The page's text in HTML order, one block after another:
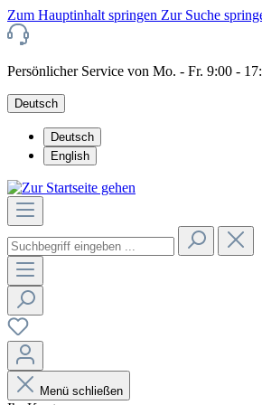
Zum Hauptinhalt springen Zur Suche
Persönlicher Service von Mo. - Fr. 9:00 -
Deutsch
Deutsch
English
Menü schließen